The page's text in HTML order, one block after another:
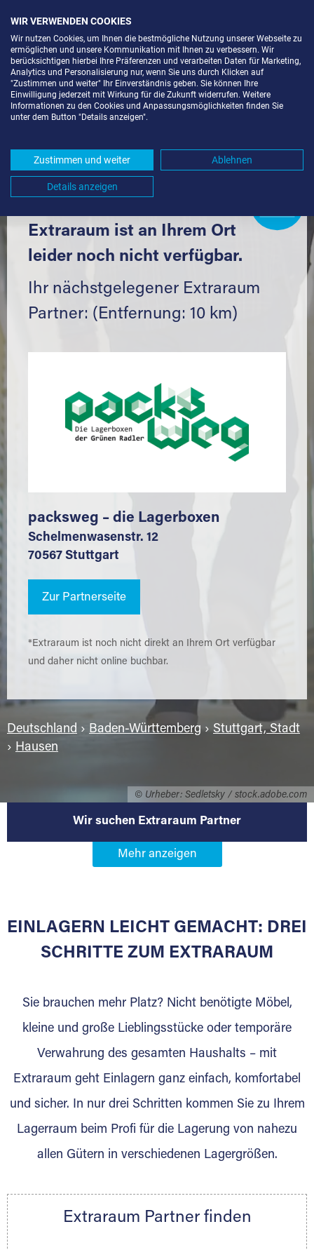
© Urheber: Sedletsky / stock.adobe.com
LAGERBOX IN STUTTGART-HAUSEN
Komfortabel einlagern mit Extraraum
Extraraum ist an Ihrem Ort
leider noch nicht verfügbar.
Ihr nächstgelegener Extraraum
Partner: (Entfernung: 10 km)
packsweg – die Lagerboxen
Schelmenwasenstr. 12
70567 Stuttgart
Zur Partnerseite
*Extraraum ist noch nicht direkt an Ihrem Ort verfügbar
und daher nicht online buchbar.
Deutschland › Baden-Württemberg › Stuttgart, Stadt
› Hausen
Wir suchen Extraraum Partner
Werden Sie Extraraum Partner in
Sie bieten Kunden Lagerraum zur Miete, der
für die Einlagerung von Umzugsgut gebaut
Lagerkunden und Vermietungen.
Ihre Vorteile als Extraraum Partner:
Marktgerechte Preise
Digitale Buchungsplattform
Gewinnung von Neukunden
Nachricht.
Telefon:+49 6145 5442 - 404
EINLAGERN LEICHT GEMACHT: DREI
SCHRITTE ZUM EXTRARAUM
Sie brauchen mehr Platz? Nicht benötigte Möbel,
kleine und große Lieblingsstücke oder temporäre
Verwahrung des gesamten Haushalts – mit
Extraraum geht Einlagern ganz einfach, komfortabel
und sicher. In nur drei Schritten kommen Sie zu Ihrem
Lagerraum beim Profi für die Lagerung von nahezu
allen Gütern in verschiedenen Lagergrößen.
Extraraum Partner finden
WIR VERWENDEN COOKIES
Wir nutzen Cookies, um Ihnen die bestmögliche Nutzung unserer Webseite zu
ermöglichen und unsere Kommunikation mit Ihnen zu verbessern. Wir
berücksichtigen hierbei Ihre Präferenzen und verarbeiten Daten für Marketing,
Analytics und Personalisierung nur, wenn Sie uns durch Klicken auf
"Zustimmen und weiter" Ihr Einverständnis geben. Sie können Ihre
Einwilligung jederzeit mit Wirkung für die Zukunft widerrufen. Weitere
Informationen zu den Cookies und Anpassungsmöglichkeiten finden Sie
unter dem Button "Details anzeigen".
Zustimmen und weiter Ablehnen
Details anzeigen